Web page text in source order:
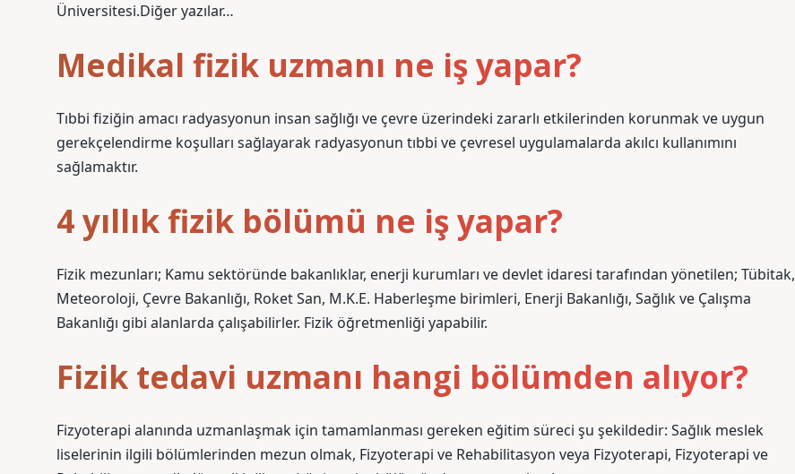
Üniversitesi.Diğer yazılar…
Medikal fizik uzmanı ne iş yapar?
Tıbbi fiziğin amacı radyasyonun insan sağlığı ve çevre üzerindeki zararlı etkilerinden korunmak ve uygun
gerekçelendirme koşulları sağlayarak radyasyonun tıbbi ve çevresel uygulamalarda akılcı kullanımını
sağlamaktır.
4 yıllık fizik bölümü ne iş yapar?
Fizik mezunları; Kamu sektöründe bakanlıklar, enerji kurumları ve devlet idaresi tarafından yönetilen; Tübitak,
Meteoroloji, Çevre Bakanlığı, Roket San, M.K.E. Haberleşme birimleri, Enerji Bakanlığı, Sağlık ve Çalışma
Bakanlığı gibi alanlarda çalışabilirler. Fizik öğretmenliği yapabilir.
Fizik tedavi uzmanı hangi bölümden alıyor?
Fizyoterapi alanında uzmanlaşmak için tamamlanması gereken eğitim süreci şu şekildedir: Sağlık meslek
liselerinin ilgili bölümlerinden mezun olmak, Fizyoterapi ve Rehabilitasyon veya Fizyoterapi, Fizyoterapi ve